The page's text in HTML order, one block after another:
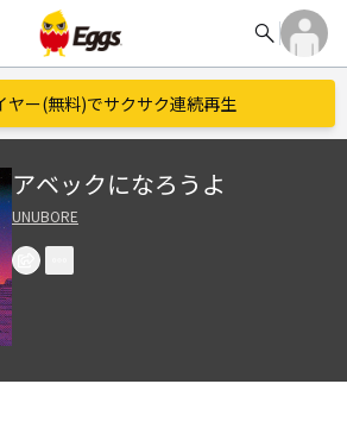
search
ヤー(無料)でサクサク連続再生
アベックになろうよ
UNUBORE